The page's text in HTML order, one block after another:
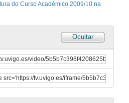
do Curso Académico 2009/10 na
Ocultar
Entrada da comitiva académica co Coro Universitario entonando o "Veni, Creator Spiritus"
de set. de 2009